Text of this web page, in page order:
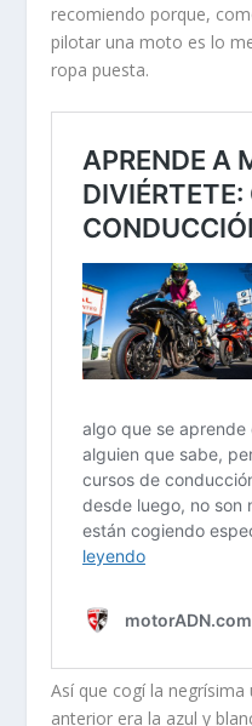
recomiendo porque,
pilotar una moto es lo
ropa puesta.
Así que cogí la
anterior era la azul y